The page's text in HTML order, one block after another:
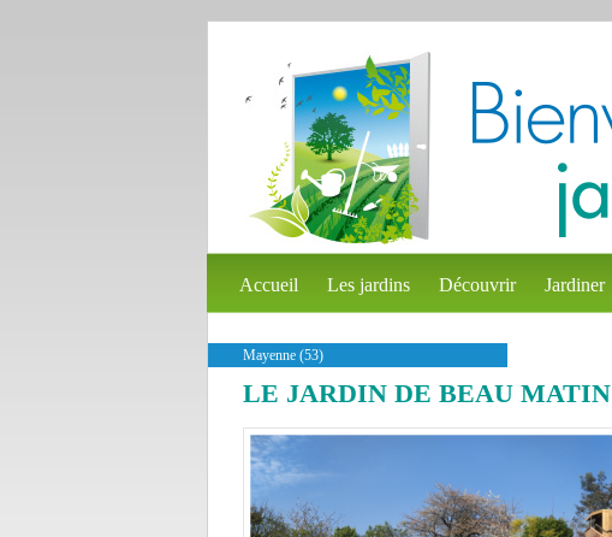
Accueil Les jardins Découvrir Jardiner
Mayenne (53)
LE JARDIN DE BEAU MATIN